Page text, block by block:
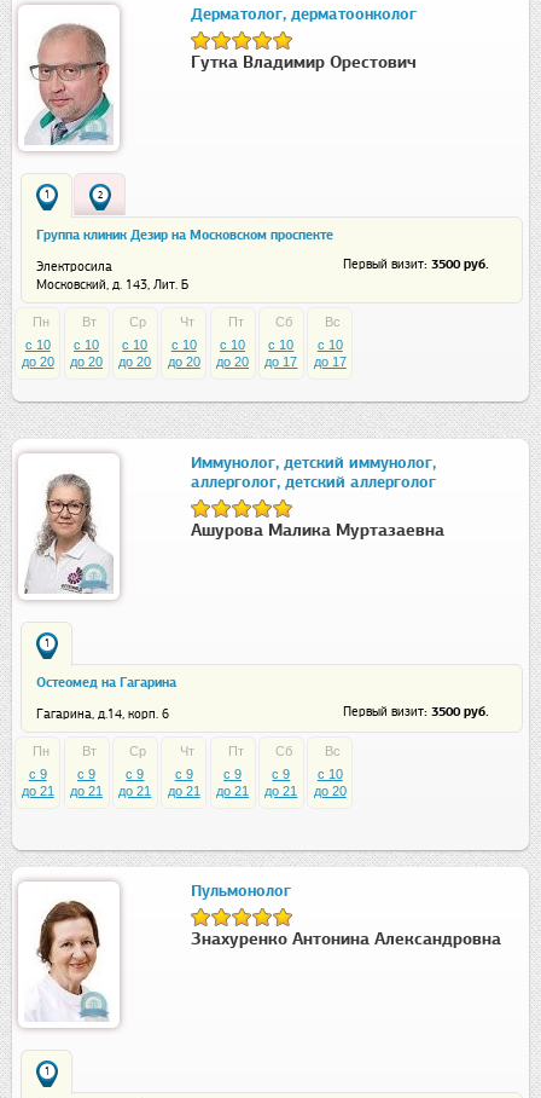
Дерматолог, дерматоонколог
Гутка Владимир Орестович
1 2
Группа клиник Дезир на Московском проспекте
Электросила
Московский, д. 143, Лит. Б
Первый визит: 3500 руб.
Пн
c 10
до 20
Вт
c 10
до 20
Ср
c 10
до 20
Чт
c 10
до 20
Пт
c 10
до 20
Сб
c 10
до 17
Вс
c 10
до 17
Иммунолог, детский иммунолог,
аллерголог, детский аллерголог
Ашурова Малика Муртазаевна
1
Остеомед на Гагарина
Гагарина, д.14, корп. 6 Первый визит: 3500 руб.
Пн
c 9
до 21
Вт
c 9
до 21
Ср
c 9
до 21
Чт
c 9
до 21
Пт
c 9
до 21
Сб
c 9
до 21
Вс
c 10
до 20
Пульмонолог
Знахуренко Антонина Александровна
1